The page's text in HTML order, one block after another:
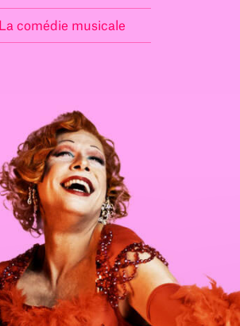
La comédie musicale